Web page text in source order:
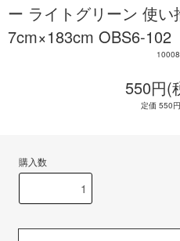
ー ライトグリーン 使
7cm×183cm OBS6-102
550円(
定価 550
購入数